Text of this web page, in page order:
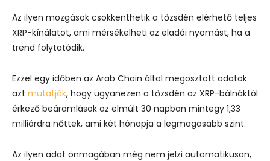
Az ilyen mozgások csökkenthetik a tőzsdén elérhető teljes
XRP-kínálatot, ami mérsékelheti az eladói nyomást, ha a
trend folytatódik.
Ezzel egy időben az Arab Chain által megosztott adatok
azt mutatják, hogy ugyanezen a tőzsdén az XRP-bálnáktól
érkező beáramlások az elmúlt 30 napban mintegy 1,33
milliárdra nőttek, ami két hónapja a legmagasabb szint.
Az ilyen adat önmagában még nem jelzi automatikusan,